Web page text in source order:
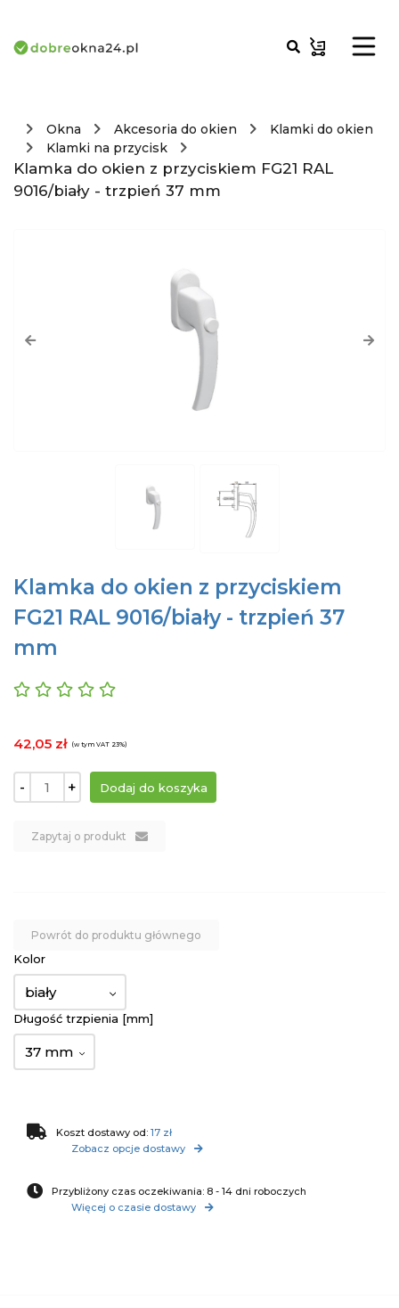
Okna Akcesoria do okien
Klamki do okien
Klamki na przycisk
Klamka do okien z przyciskiem FG21 RAL
9016/biały - trzpień 37 mm
Klamka do okien z przyciskiem
FG21 RAL 9016/biały - trzpień 37
mm
42,05 zł (w tym VAT 23%)
- +
Zapytaj o produkt
Powrót do produktu głównego
Kolor
biały
Długość trzpienia [mm]
37 mm
Koszt dostawy od: 17 zł
Zobacz opcje dostawy
Przybliżony czas oczekiwania: 8 - 14 dni roboczych
Więcej o czasie dostawy